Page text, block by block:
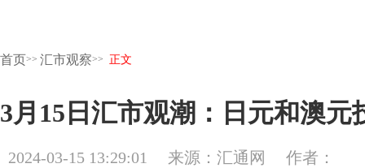
首页>> 汇市观察>> 正文
3月15日汇市观潮：日元和澳元
2024-03-15 13:29:01 来源：汇通网 作者：